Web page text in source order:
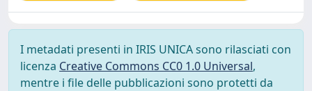
I metadati presenti in IRIS UNICA sono rilasciati con
licenza Creative Commons CC0 1.0 Universal,
mentre i file delle pubblicazioni sono protetti da